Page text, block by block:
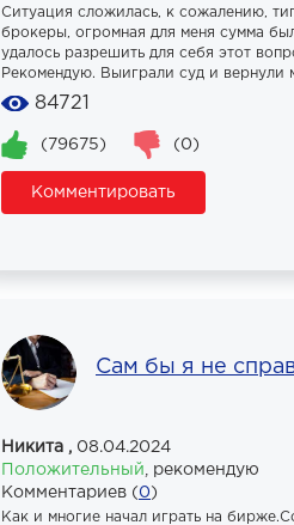
Ситуация сложилась, к сожалению,
брокеры, огромная для меня сумма
удалось разрешить для себя этот
Рекомендую. Выиграли суд и вернули
84721
(79675) (0)
Комментировать
Сам бы я не
Никита , 08.04.2024
Положительный
рекомендую
Комментариев (0)
Как и многие начал играть на